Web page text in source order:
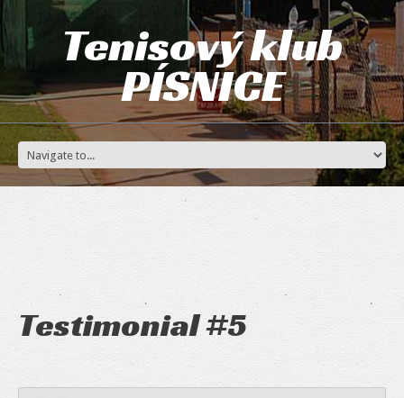
Tenisový klub
PÍSNICE
Testimonial #5